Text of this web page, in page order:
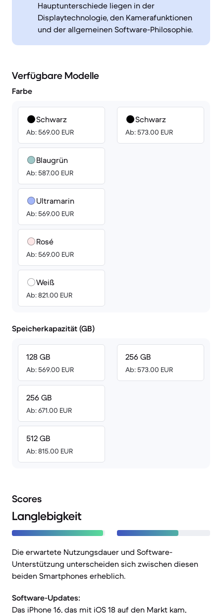
Hauptunterschiede liegen in der
Displaytechnologie, den Kamerafunktionen
und der allgemeinen Software-Philosophie.
Verfügbare Modelle
Farbe
Schwarz
Ab: 569.00 EUR
Blaugrün
Ab: 587.00 EUR
Ultramarin
Ab: 569.00 EUR
Rosé
Ab: 569.00 EUR
Weiß
Ab: 821.00 EUR
Schwarz
Ab: 573.00 EUR
Speicherkapazität (GB)
128 GB
Ab: 569.00 EUR
256 GB
Ab: 671.00 EUR
512 GB
Ab: 815.00 EUR
256 GB
Ab: 573.00 EUR
Scores
Langlebigkeit
Die erwartete Nutzungsdauer und Software-
Unterstützung unterscheiden sich zwischen diesen
beiden Smartphones erheblich.
Software-Updates:
Das iPhone 16, das mit iOS 18 auf den Markt kam,